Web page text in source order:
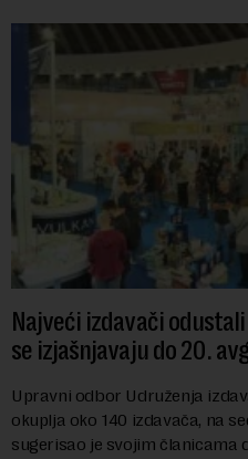
Najveći izdavači
se izjašnjavaju do 20.
Upravni odbor Udruženja
okuplja oko 140 izdavača, na
sugerisao je svojim članicama